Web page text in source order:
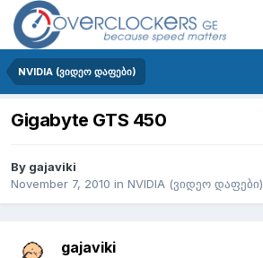
NVIDIA (ვიდეო დაფები)
Gigabyte GTS 450
By gajaviki
November 7, 2010 in NVIDIA (ვიდეო დაფები)
gajaviki